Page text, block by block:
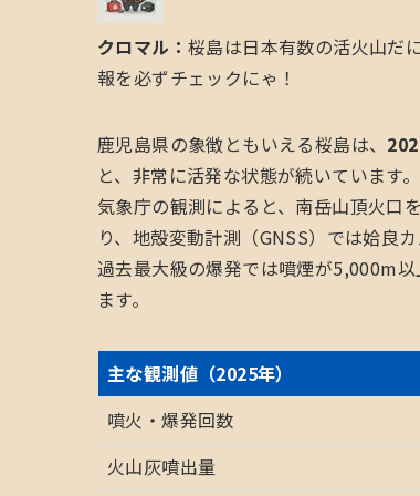
クロマル： 桜島は日本有数の活火山だ
報を必ずチェックにゃ！
鹿児島県の象徴ともいえる桜島は、
と、非常に活発な状態が続いています。
気象庁の観測によると、南岳山頂火口
り、地殻変動計測（GNSS）では姶良
過去最大級の爆発では噴煙が5,000m
ます。
主な観測値（2025年）
噴火・爆発回数
火山灰噴出量